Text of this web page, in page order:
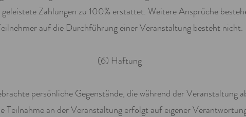
Zahlungen zu 100% erstattet. Weitere Ansprüche
auf die Durchführung einer Veranstaltung besteht nicht.
(6) Haftung
persönliche Gegenstände, die während der Veranstaltung
Teilnahme an der Veranstaltung erfolgt auf eigener